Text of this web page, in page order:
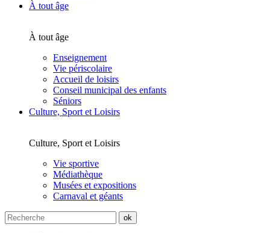
À tout âge
À tout âge
Enseignement
Vie périscolaire
Accueil de loisirs
Conseil municipal des enfants
Séniors
Culture, Sport et Loisirs
Culture, Sport et Loisirs
Vie sportive
Médiathèque
Musées et expositions
Carnaval et géants